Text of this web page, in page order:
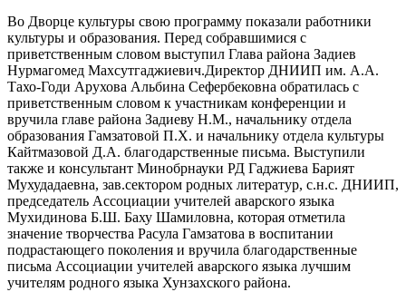
Во Дворце культуры свою программу показали работники
культуры и образования. Перед собравшимися с
приветственным словом выступил Глава района Задиев
Нурмагомед Махсутгаджиевич.Директор ДНИИП им. А.А.
Тахо-Годи Арухова Альбина Сефербековна обратилась с
приветственным словом к участникам конференции и
вручила главе района Задиеву Н.М., начальнику отдела
образования Гамзатовой П.Х. и начальнику отдела культуры
Кайтмазовой Д.А. благодарственные письма. Выступили
также и консультант Минобрнауки РД Гаджиева Барият
Мухудадаевна, зав.сектором родных литератур, с.н.с. ДНИИП,
председатель Ассоциации учителей аварского языка
Мухидинова Б.Ш. Баху Шамиловна, которая отметила
значение творчества Расула Гамзатова в воспитании
подрастающего поколения и вручила благодарственные
письма Ассоциации учителей аварского языка лучшим
учителям родного языка Хунзахского района.